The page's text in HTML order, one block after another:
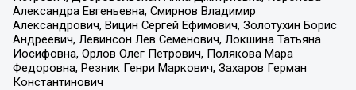
Александра Евгеньевна, Смирнов Владимир
Александрович, Вицин Сергей Ефимович, Золотухин Борис
Андреевич, Левинсон Лев Семенович, Локшина Татьяна
Иосифовна, Орлов Олег Петрович, Полякова Мара
Федоровна, Резник Генри Маркович, Захаров Герман
Константинович